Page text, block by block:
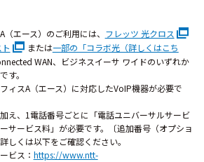
エース）のご利用には、 フレッツ 光クロス
または一部の「コラボ光（詳しくはこち
WAN、ビジネスイーサ ワイドのいずれか
す。
ィスA（エース）に対応したVoIP機器が必要で
え、1電話番号ごとに「電話ユニバーサルサービ
サービス料」が必要です。〔追加番号（オプショ
くは以下をご確認ください。
ビス： https://www.ntt-